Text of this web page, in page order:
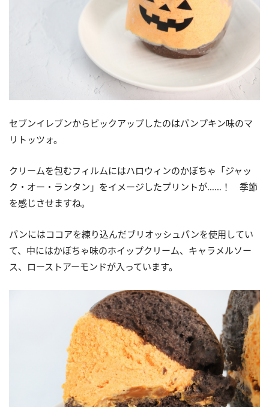
セブンイレブンからピックアップしたのはパンプキン味のマ
リトッツォ。
クリームを包むフィルムにはハロウィンのかぼちゃ「ジャッ
ク・オー・ランタン」をイメージしたプリントが……！ 季節
を感じさせますね。
パンにはココアを練り込んだブリオッシュパンを使用してい
て、中にはかぼちゃ味のホイップクリーム、キャラメルソー
ス、ローストアーモンドが入っています。